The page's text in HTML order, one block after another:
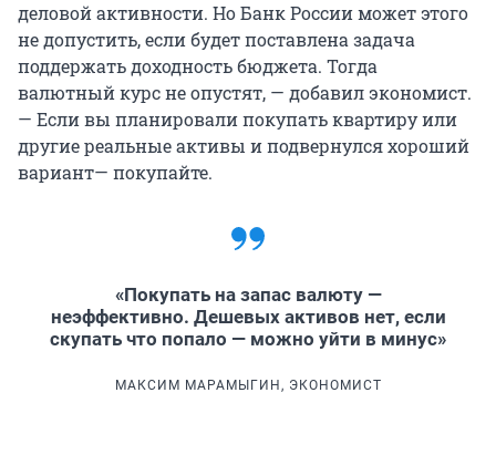
деловой активности. Но Банк России может этого
не допустить, если будет поставлена задача
поддержать доходность бюджета. Тогда
валютный курс не опустят, — добавил экономист.
— Если вы планировали покупать квартиру или
другие реальные активы и подвернулся хороший
вариант— покупайте.
«Покупать на запас валюту —
неэффективно. Дешевых активов нет, если
скупать что попало — можно уйти в минус»
МАКСИМ МАРАМЫГИН, ЭКОНОМИСТ